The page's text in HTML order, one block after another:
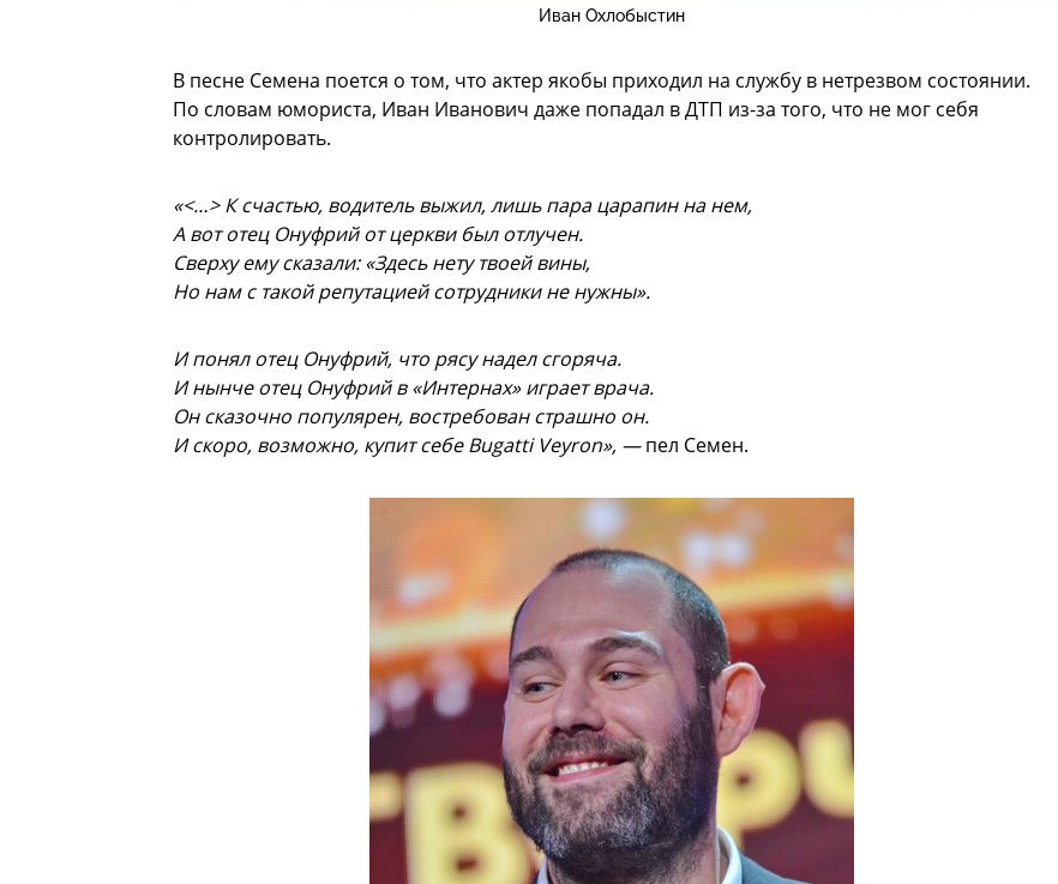
Иван Охлобыстин
В песне Семена поется о том, что актер якобы приходил на службу в нетрезвом состоянии.
По словам юмориста, Иван Иванович даже попадал в ДТП из-за того, что не мог себя
контролировать.
«<…> К счастью, водитель выжил, лишь пара царапин на нем,
А вот отец Онуфрий от церкви был отлучен.
Сверху ему сказали: «Здесь нету твоей вины,
Но нам с такой репутацией сотрудники не нужны».
И понял отец Онуфрий, что рясу надел сгоряча.
И нынче отец Онуфрий в «Интернах» играет врача.
Он сказочно популярен, востребован страшно он.
И скоро, возможно, купит себе Bugatti Veyron», —пел Семен.